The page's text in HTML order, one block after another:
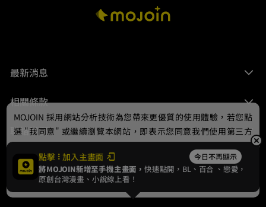
最新消息
相關條款
聯絡我們
© 2024 gamania Digital Entertainment Co., Ltd.
點擊 加入主畫面 今日不再顯示
將MOJOIN新增至手機主畫面，快速點開，BL、 百合 、戀愛，
原創台灣漫畫、小說線上看！
MOJOIN 採用網站分析技術為您帶來更優質的使用體驗，若您點
選 "我同意" 或繼續瀏覽本網站，即表示您同意我們使用第三方
Cookie，欲瞭解更多資訊請見隱私權政策。
我同意